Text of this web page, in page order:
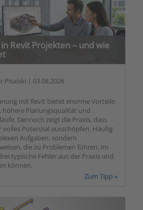
Revit Projekten – und wie
Pisalski | 03.08.2026
mit Revit bietet enorme Vorteile:
höhere Planungsqualität und
Dennoch zeigt die Praxis, dass
Potenzial ausschöpfen. Häufig
Aufgaben, sondern
die zu Problemen führen. Im
typische Fehler aus der Praxis und
können.
Zum Tipp »